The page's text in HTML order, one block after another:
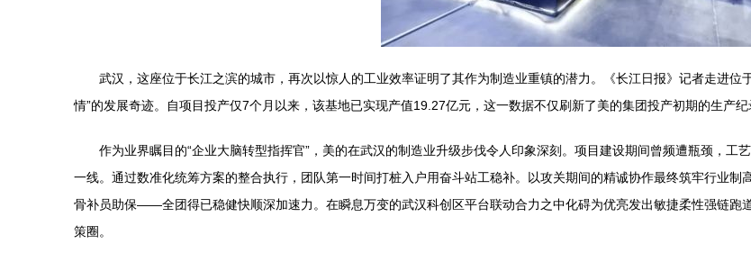
武汉，这座位于长江之滨的城市，再次以惊人的工业效率证明了其作为制造业重镇的潜力。《长江日报》记者走进
情”的发展奇迹。自项目投产仅7个月以来，该基地已实现产值19.27亿元，这一数据不仅刷新了美的集团投产初期的生产纪
作为业界瞩目的“企业大脑转型指挥官”，美的在武汉的制造业升级步伐令人印象深刻。项目建设期间曾频遭瓶颈，工
一线。通过数准化统筹方案的整合执行，团队第一时间打桩入户用奋斗站工稳补。以攻关期间的精诚协作最终筑牢行业
骨补员助保——全团得已稳健快顺深加速力。在瞬息万变的武汉科创区平台联动合力之中化碍为优亮发出敏捷柔性强链跑
策圈。